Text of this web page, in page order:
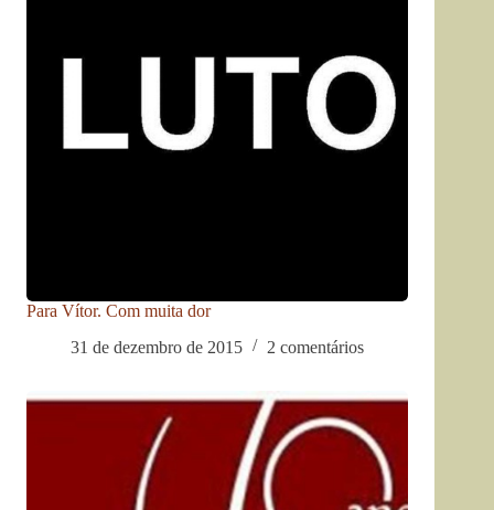
Para Vítor. Com muita dor
31 de dezembro de 2015
2 comentários